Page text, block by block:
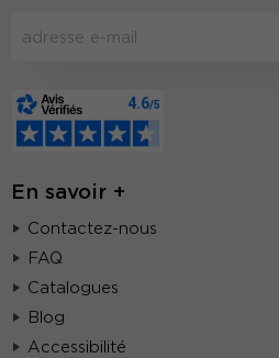
En savoir +
Contactez-nous
FAQ
Catalogues
Blog
Accessibilité